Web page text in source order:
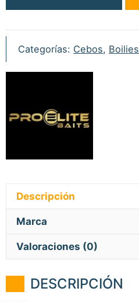
Baits
Classic
Piña-
Scopex
cantidad
Categorías: Cebos, Boilies
Descripción
Marca
Valoraciones (0)
DESCRIPCIÓN